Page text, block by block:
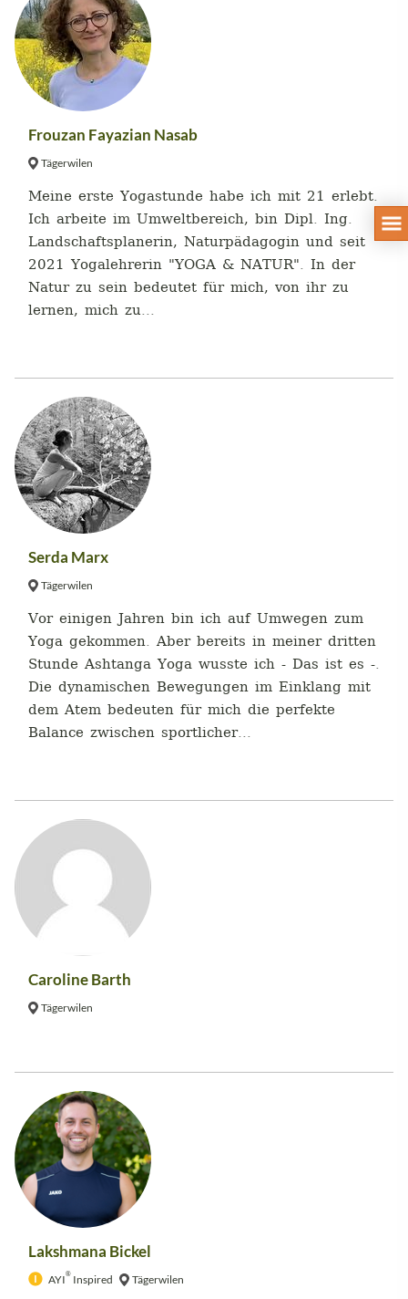
Frouzan Fayazian Nasab
Tägerwilen
Meine erste Yogastunde habe ich mit 21 erlebt.
Ich arbeite im Umweltbereich, bin Dipl. Ing.
Landschaftsplanerin, Naturpädagogin und seit
2021 Yogalehrerin "YOGA & NATUR". In der
Natur zu sein bedeutet für mich, von ihr zu
lernen, mich zu...
Serda Marx
Tägerwilen
Vor einigen Jahren bin ich auf Umwegen zum
Yoga gekommen. Aber bereits in meiner dritten
Stunde Ashtanga Yoga wusste ich - Das ist es -.
Die dynamischen Bewegungen im Einklang mit
dem Atem bedeuten für mich die perfekte
Balance zwischen sportlicher...
Caroline Barth
Tägerwilen
Lakshmana Bickel
AYI® Inspired Tägerwilen